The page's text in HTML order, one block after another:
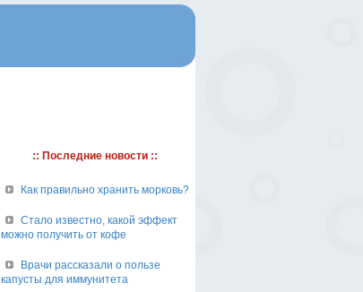
:: Последние новости ::
Как правильно хранить морковь?
Стало известно, какой эффект
можно получить от кофе
Врачи рассказали о пользе
капусты для иммунитета